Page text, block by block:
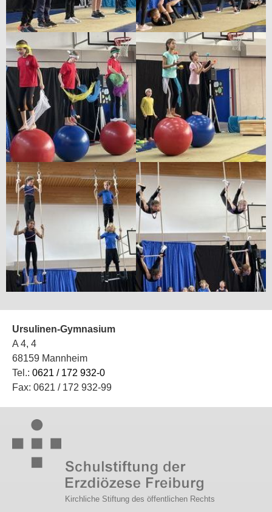
Ursulinen-Gymnasium
A 4, 4
68159 Mannheim
Tel.: 0621 / 172 932-0
Fax: 0621 / 172 932-99
Kirchliche Stiftung des öffentlichen Rechts